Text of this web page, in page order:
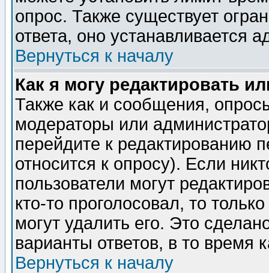
опрос. Также существует
ответа, оно устанавливается
Вернуться к началу
Как я могу редактировать
Также как и сообщения,
модераторы или
перейдите к редактированию
относится к опросу). Если
пользователи могут
кто-то проголосовал, то
могут удалить его. Это
варианты ответов, в то время
Вернуться к началу